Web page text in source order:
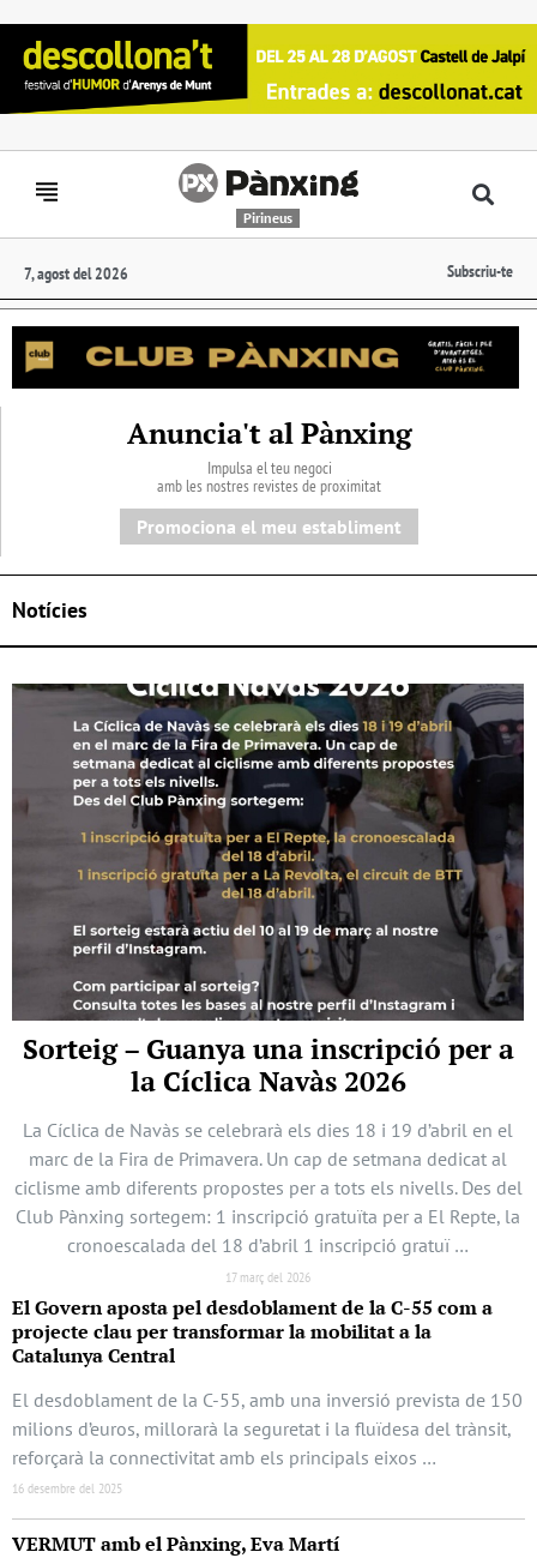
Pirineus
7, agost del 2026 Subscriu-te
Anuncia't al Pànxing
Impulsa el teu negoci
amb les nostres revistes de proximitat
Promociona el meu establiment
Notícies
Sorteig – Guanya una inscripció per a
la Cíclica Navàs 2026
La Cíclica de Navàs se celebrarà els dies 18 i 19 d’abril en el
marc de la Fira de Primavera. Un cap de setmana dedicat al
ciclisme amb diferents propostes per a tots els nivells. Des del
Club Pànxing sortegem: 1 inscripció gratuïta per a El Repte, la
cronoescalada del 18 d’abril 1 inscripció gratuï …
17 març del 2026
El Govern aposta pel desdoblament de la C-55 com a
projecte clau per transformar la mobilitat a la
Catalunya Central
El desdoblament de la C-55, amb una inversió prevista de 150
milions d’euros, millorarà la seguretat i la fluïdesa del trànsit,
reforçarà la connectivitat amb els principals eixos …
16 desembre del 2025
VERMUT amb el Pànxing, Eva Martí